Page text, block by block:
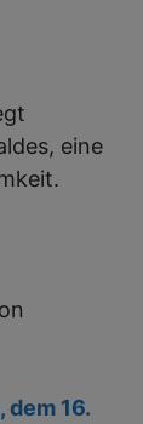
eine
dem 16.